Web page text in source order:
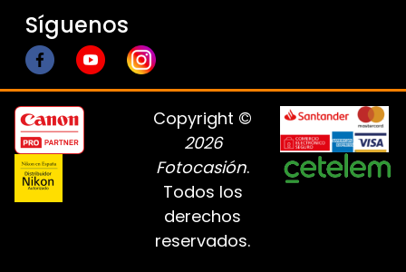
Síguenos
Copyright ©
2026
Fotocasión.
Todos los
derechos
reservados.